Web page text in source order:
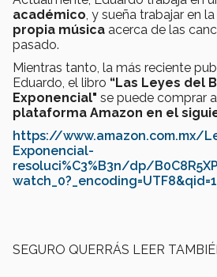
académico , y sueña trabajar en la
propia música acerca de las
pasado.
Mientras tanto, la más reciente
Eduardo, el libro “Las Leyes del
Exponencial" se puede comprar
plataforma Amazon en el
https://www.amazon.com.mx/
Exponencial-
resoluci%C3%B3n/dp/
SEGURO QUERRÁS LEER